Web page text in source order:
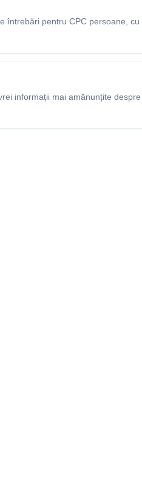
întrebări pentru CPC persoane,
informații mai amănunțite despre